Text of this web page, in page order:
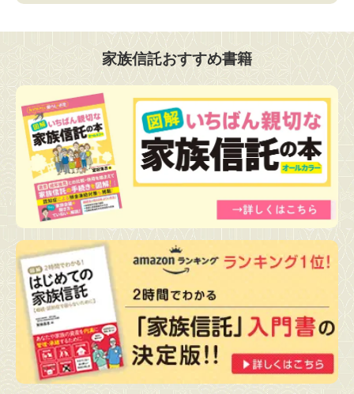
家族信託おすすめ書籍